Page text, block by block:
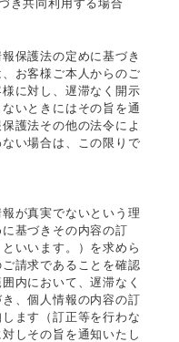
き共同利用する場合
保護法の定めに基づき
お客様ご本人からのご
に対し、遅滞なく開示
いときにはその旨を通
護法その他の法令によ
い場合は、この限りで
が真実でないという理
基づきその内容の訂
いいます。）を求めら
請求であることを確認
内において、遅滞なく
、個人情報の内容の訂
ます（訂正等を行わな
しその旨を通知いたし